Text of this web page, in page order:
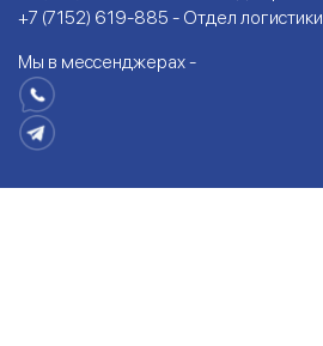
+7 (7152) 619-885 - Отдел логистики
Мы в мессенджерах -